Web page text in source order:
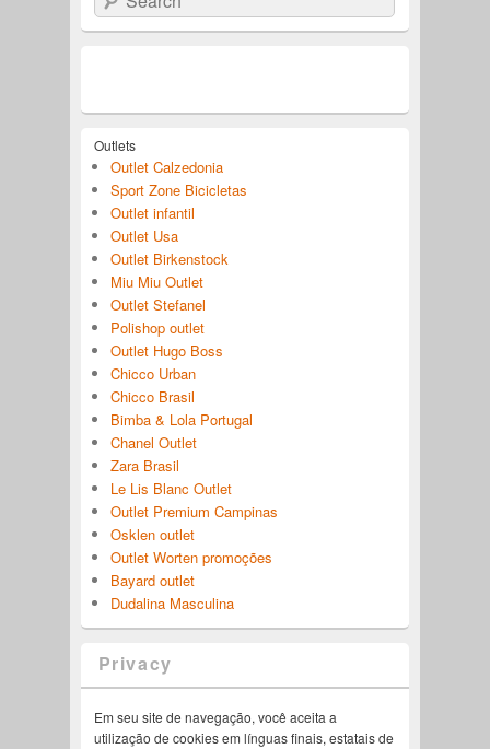
Outlets
Outlet Calzedonia
Sport Zone Bicicletas
Outlet infantil
Outlet Usa
Outlet Birkenstock
Miu Miu Outlet
Outlet Stefanel
Polishop outlet
Outlet Hugo Boss
Chicco Urban
Chicco Brasil
Bimba & Lola Portugal
Chanel Outlet
Zara Brasil
Le Lis Blanc Outlet
Outlet Premium Campinas
Osklen outlet
Outlet Worten promoções
Bayard outlet
Dudalina Masculina
Privacy
Em seu site de navegação, você aceita a
utilização de cookies em línguas finais, estatais de